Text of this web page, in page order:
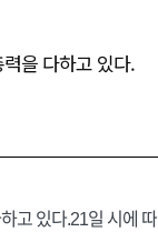
을 다하고 있다.
고 있다.21일 시에 따